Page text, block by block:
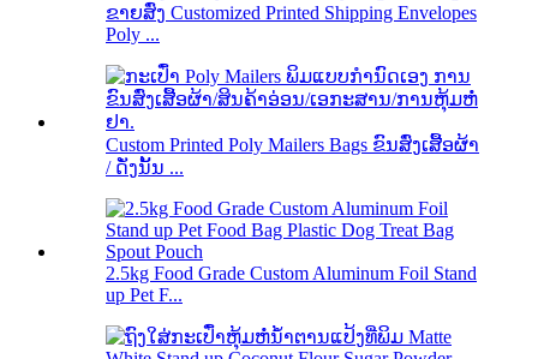
ຂາຍສົ່ງ Customized Printed Shipping Envelopes
Poly ...
Custom Printed Poly Mailers Bags ຂົນສົ່ງເສື້ອຜ້າ
/ ດັ່ງນັ້ນ ...
2.5kg Food Grade Custom Aluminum Foil Stand
up Pet F...